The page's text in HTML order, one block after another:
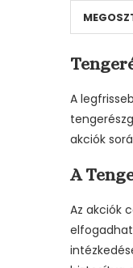
A
akciók
A
Az akciók